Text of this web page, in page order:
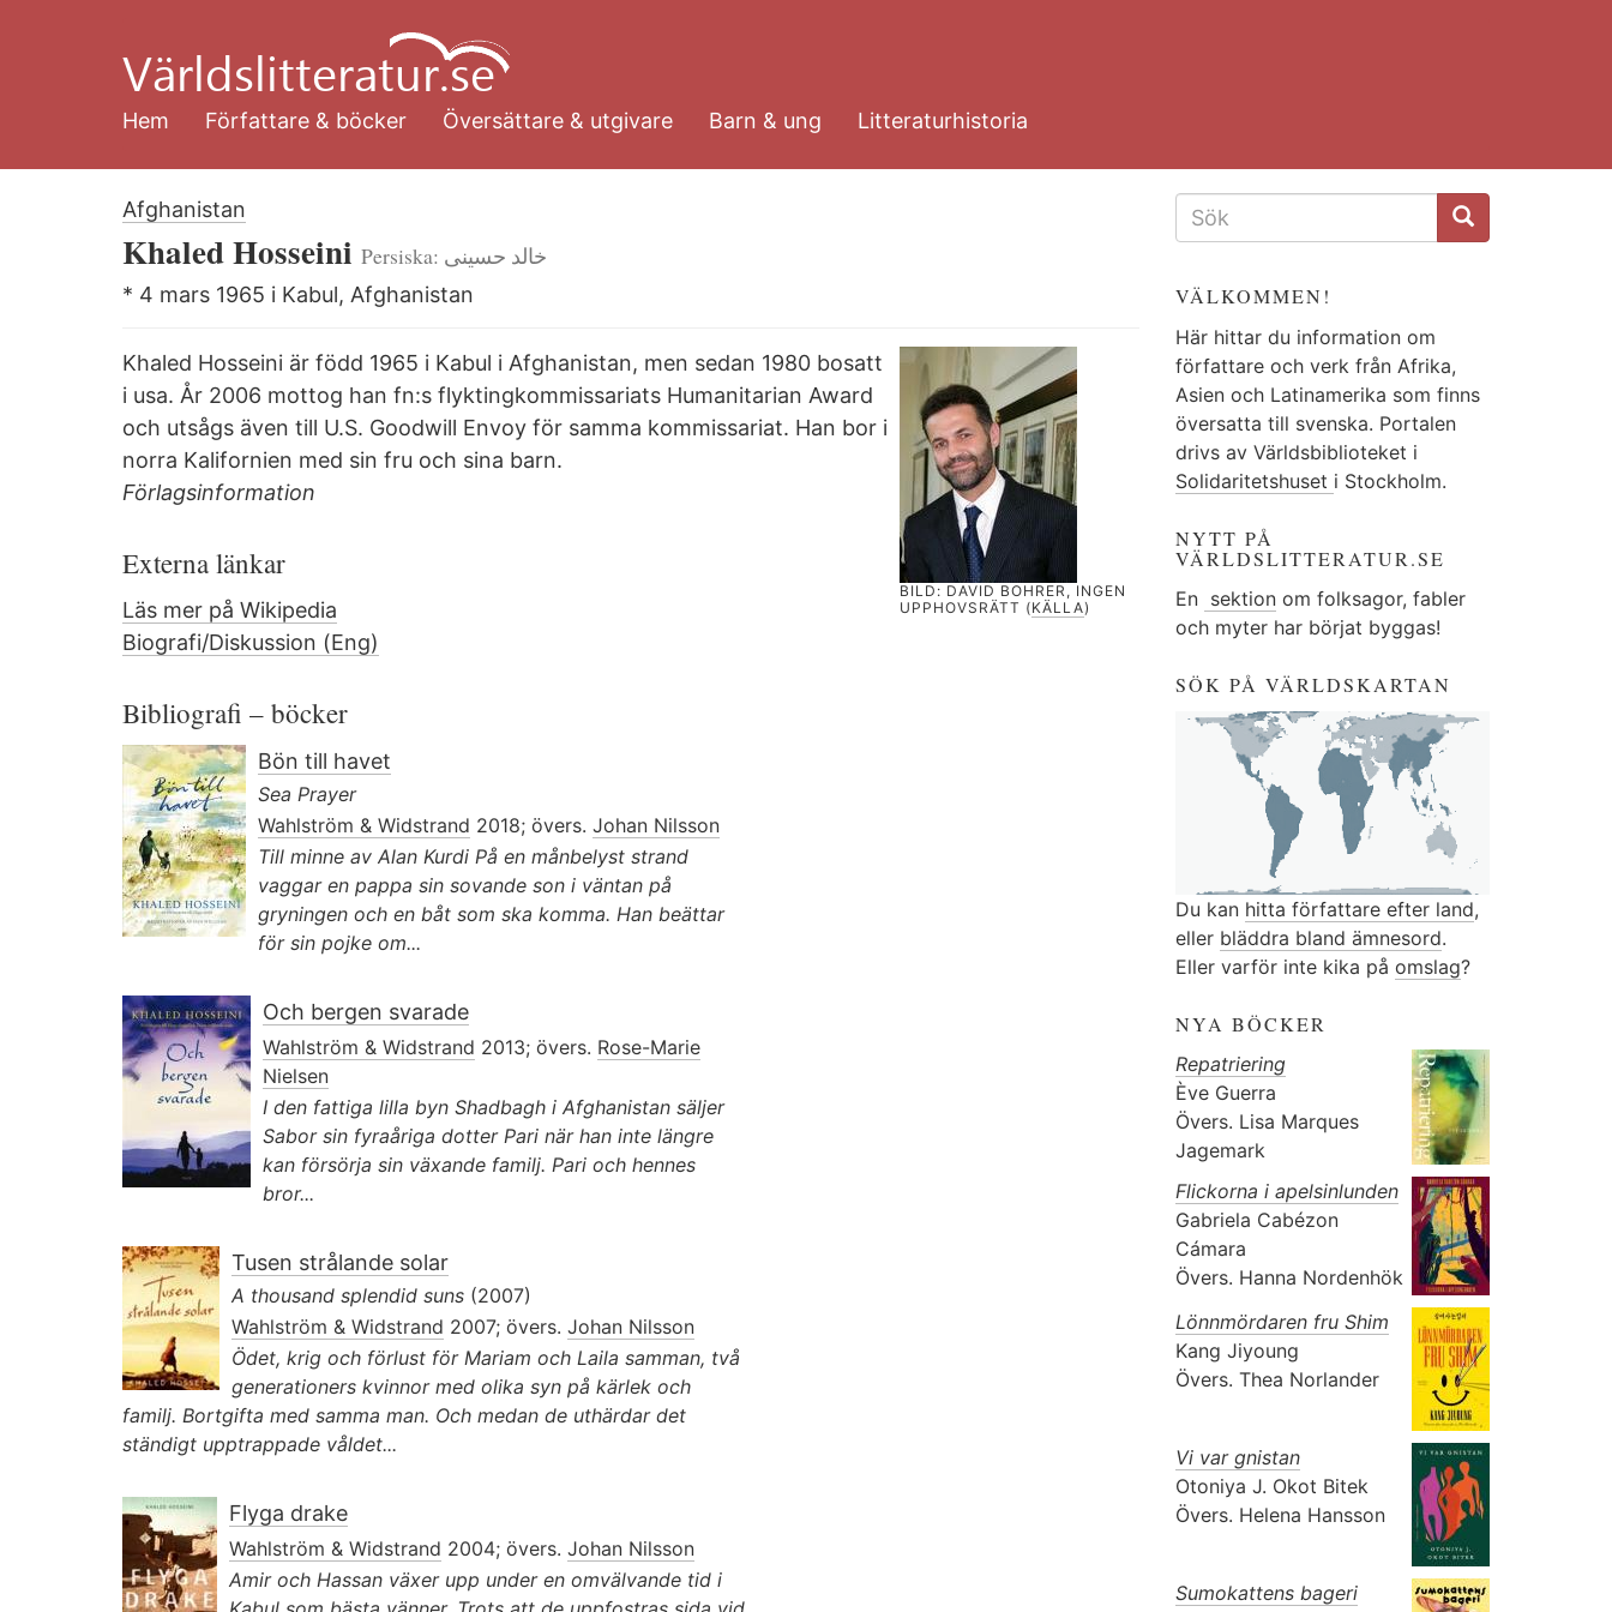
huvudinnehåll
Hem
Författare & böcker Översättare & utgivare Barn & ung Litteraturhistoria
Afghanistan
Khaled Hosseini Persiska: خالد حسینی
* 4 mars 1965 i Kabul, Afghanistan
BILD: DAVID BOHRER, INGEN
UPPHOVSRÄTT (KÄLLA)
Khaled Hosseini är född 1965 i Kabul i Afghanistan, men sedan 1980 bosatt
i usa. År 2006 mottog han fn:s flyktingkommissariats Humanitarian Award
och utsågs även till U.S. Goodwill Envoy för samma kommissariat. Han bor i
norra Kalifornien med sin fru och sina barn.
Förlagsinformation
Externa länkar
Läs mer på Wikipedia
Biografi/Diskussion (Eng)
Bibliografi – böcker
Bön till havet
Sea Prayer
Wahlström & Widstrand 2018; övers. Johan Nilsson
Till minne av Alan Kurdi På en månbelyst strand
vaggar en pappa sin sovande son i väntan på
gryningen och en båt som ska komma. Han beättar
för sin pojke om...
Och bergen svarade
Wahlström & Widstrand 2013; övers. Rose-Marie
Nielsen
I den fattiga lilla byn Shadbagh i Afghanistan säljer
Sabor sin fyraåriga dotter Pari när han inte längre
kan försörja sin växande familj. Pari och hennes
bror...
Tusen strålande solar
A thousand splendid suns (2007)
Wahlström & Widstrand 2007; övers. Johan Nilsson
Ödet, krig och förlust för Mariam och Laila samman, två
generationers kvinnor med olika syn på kärlek och
familj. Bortgifta med samma man. Och medan de uthärdar det
ständigt upptrappade våldet...
Flyga drake
Wahlström & Widstrand 2004; övers. Johan Nilsson
Amir och Hassan växer upp under en omvälvande tid i
SÖKFORMULÄR
VÄLKOMMEN!
Här hittar du information om
författare och verk från Afrika,
Asien och Latinamerika som finns
översatta till svenska. Portalen
drivs av Världsbiblioteket i
Solidaritetshuset i Stockholm.
NYTT PÅ
VÄRLDSLITTERATUR.SE
En sektionom folksagor, fabler
och myter har börjat byggas!
SÖK PÅ VÄRLDSKARTAN
Du kan hitta författare efter land,
eller bläddra bland ämnesord.
Eller varför inte kika på omslag?
NYA BÖCKER
Repatriering
Ève Guerra
Övers. Lisa Marques
Jagemark
Flickorna i apelsinlunden
Gabriela Cabézon
Cámara
Övers. Hanna Nordenhök
Lönnmördaren fru Shim
Kang Jiyoung
Övers. Thea Norlander
Vi var gnistan
Otoniya J. Okot Bitek
Övers. Helena Hansson
Sumokattens bageri